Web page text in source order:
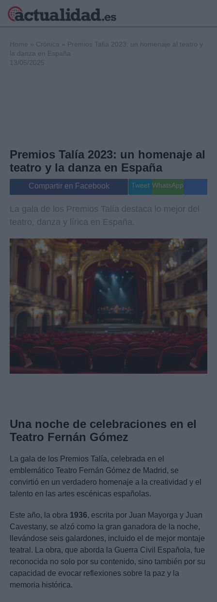
Internacional
Viajes
Gente
Musica
Home » Crónica » Premios Talía 2023: un homenaje al teatro y
la danza en España
13/05/2025
Premios Talía 2023: un homenaje al
teatro y la danza en España
Compartir en Facebook Tweet WhatsApp
La gala de los Premios Talía destaca lo mejor del
teatro, danza y lírica en España.
Una noche de celebraciones en el
Teatro Fernán Gómez
La gala de los Premios Talía, celebrada en el
emblemático Teatro Fernán Gómez de Madrid, se
convirtió en un verdadero homenaje a la creatividad y el
talento en las artes escénicas españolas.
Este año, la obra 1936, escrita por Juan Mayorga y Juan
Cavestany, se alzó como la gran ganadora de la noche,
llevándose seis galardones, incluido el de mejor montaje
teatral. La obra, que aborda la Guerra Civil Española, fue
reconocida no solo por su contenido, sino también por su
capacidad de evocar reflexiones sobre la paz y la
memoria histórica.